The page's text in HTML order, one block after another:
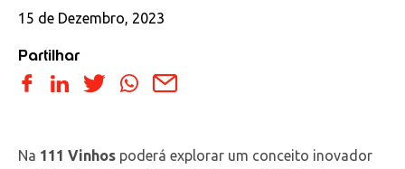
15 de Dezembro, 2023
Partilhar
Na 111 Vinhos poderá explorar um conceito inovador